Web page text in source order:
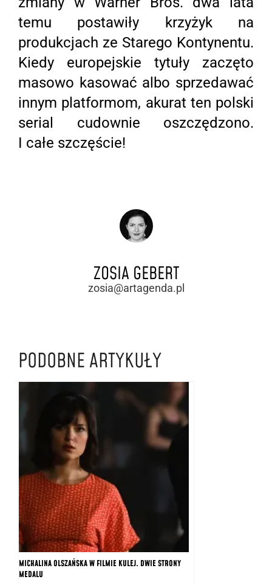
temu postawiły krzyżyk na
produkcjach ze Starego Kontynentu.
Kiedy europejskie tytuły zaczęto
masowo kasować albo sprzedawać
innym platformom, akurat ten polski
serial cudownie oszczędzono.
I całe szczęście!
ZOSIA GEBERT
zosia@artagenda.pl
PODOBNE ARTYKUŁY
MICHALINA OLSZAŃSKA W FILMIE KULEJ. DWIE STRONY
MEDALU